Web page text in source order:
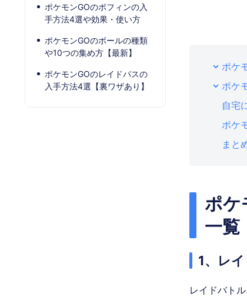
ポケ
ポケ
自宅
ポケ
まと
ポケ
一覧
1、レ
レイドバト
ポケモンGOのポフィンの入
手方法4選や効果・使い方
ポケモンGOのボールの種類
や10つの集め方【最新】
ポケモンGOのレイドパスの
入手方法4選【裏ワザあり】